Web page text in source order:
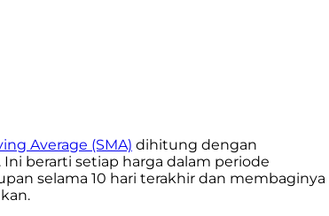
Average (SMA) dihitung dengan
berarti setiap harga dalam periode
selama 10 hari terakhir dan membaginya